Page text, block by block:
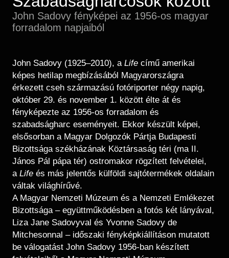
Régészet
Tagintézmények
Felnőttképzés
Képcsarnok
Történeti Fényképtár
Központi Könyvtár
John Sadovy fényképei az 1956-os magyar
forradalom napjaiból
John Sadovy (1925–2010), a Life című amerikai
képes hetilap megbízásából Magyarországra
érkezett cseh származású fotóriporter négy napig,
október 29. és november 1. között élte át és
fényképezte az 1956-os forradalom és
szabadságharc eseményeit. Ekkor készült képei,
elsősorban a Magyar Dolgozók Pártja Budapesti
Bizottsága székházának Köztársaság téri (ma II.
János Pál pápa tér) ostromakor rögzített felvételei,
a Life és más jelentős külföldi sajtótermékek oldalain
váltak világhírűvé.
A Magyar Nemzeti Múzeum és a Nemzeti Emlékezet
Bizottsága – együttműködésben a fotós két lányával,
Liza Jane Sadovyval és Yvonne Sadovy de
Mitchesonnal – időszaki fényképkiállításon mutatott
be válogatást John Sadovy 1956-ban készített